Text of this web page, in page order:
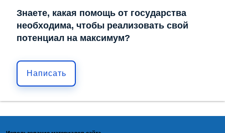
Знаете, какая помощь от государства
необходима, чтобы реализовать свой
потенциал на максимум?
Написать